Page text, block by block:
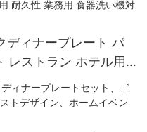
ディナープレート パ
レストラン ホテル用